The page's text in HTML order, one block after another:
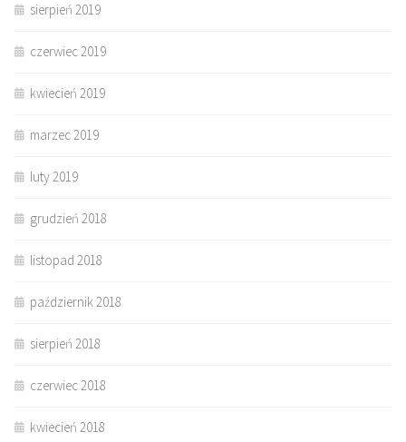
sierpień 2019
czerwiec 2019
kwiecień 2019
marzec 2019
luty 2019
grudzień 2018
listopad 2018
październik 2018
sierpień 2018
czerwiec 2018
kwiecień 2018